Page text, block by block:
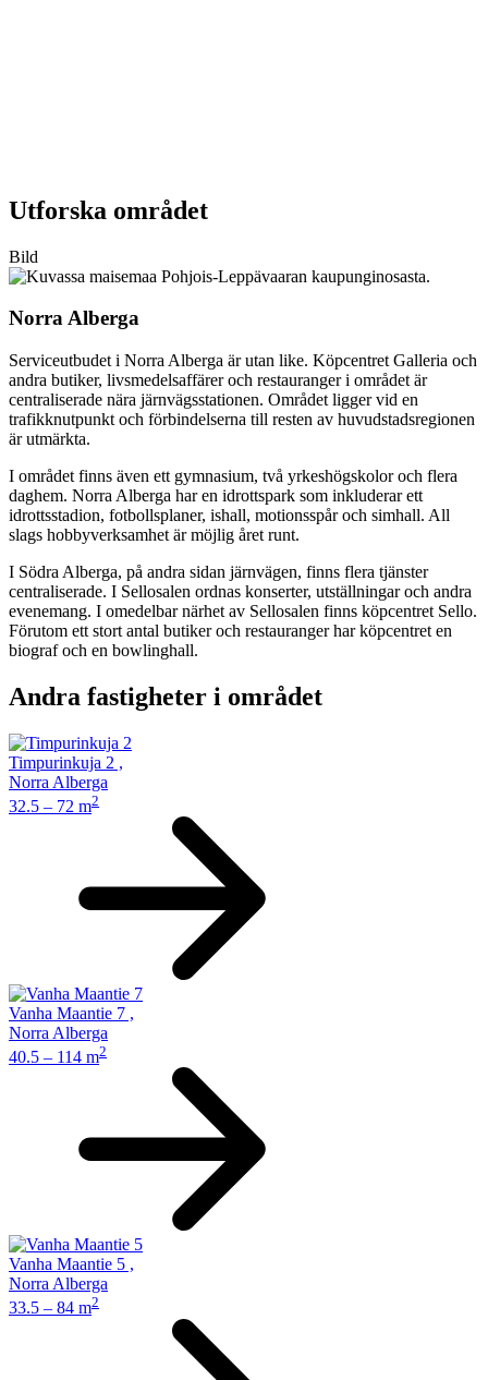
Utforska området
Bild
Norra Alberga
Serviceutbudet i Norra Alberga är utan like. Köpcentret Galleria och
andra butiker, livsmedelsaffärer och restauranger i området är
centraliserade nära järnvägsstationen. Området ligger vid en
trafikknutpunkt och förbindelserna till resten av huvudstadsregionen
är utmärkta.
I området finns även ett gymnasium, två yrkeshögskolor och flera
daghem. Norra Alberga har en idrottspark som inkluderar ett
idrottsstadion, fotbollsplaner, ishall, motionsspår och simhall. All
slags hobbyverksamhet är möjlig året runt.
I Södra Alberga, på andra sidan järnvägen, finns flera tjänster
centraliserade. I Sellosalen ordnas konserter, utställningar och andra
evenemang. I omedelbar närhet av Sellosalen finns köpcentret Sello.
Förutom ett stort antal butiker och restauranger har köpcentret en
biograf och en bowlinghall.
Andra fastigheter i området
Timpurinkuja 2 ,
Norra Alberga
32.5 – 72 m2
Vanha Maantie 7 ,
Norra Alberga
40.5 – 114 m2
Vanha Maantie 5 ,
Norra Alberga
33.5 – 84 m2